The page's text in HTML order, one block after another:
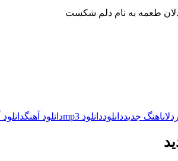
اهنگ جدیددانلوددانلود mp3 دانلود آهنگ